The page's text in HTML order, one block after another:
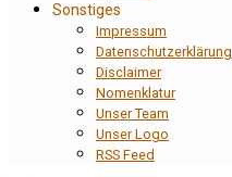
Sonstiges
Impressum
Datenschutzerklärung
Disclaimer
Nomenklatur
Unser Team
Unser Logo
RSS Feed